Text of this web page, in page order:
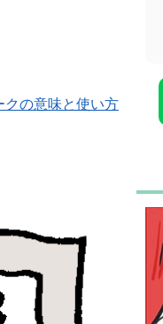
クの意味と使い方